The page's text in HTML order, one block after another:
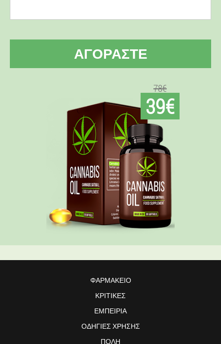
ΑΓΟΡΆΣΤΕ
78€
39€
ΦΑΡΜΑΚΕΊΟ
ΚΡΙΤΙΚΈΣ
ΕΜΠΕΙΡΊΑ
ΟΔΗΓΊΕΣ ΧΡΉΣΗΣ
ΠΌΛΗ